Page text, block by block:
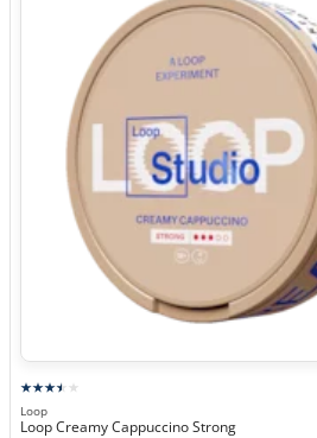
Loop
Loop Creamy Cappuccino Strong